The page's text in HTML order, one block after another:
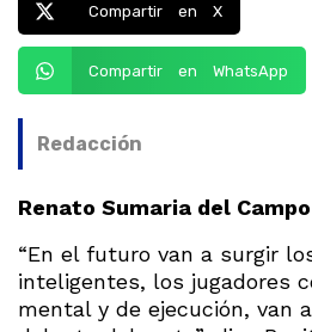
Compartir en X
Compartir en WhatsApp
Redacción
Renato Sumaria del Campo
“En el futuro van a surgir
inteligentes, los jugadores
mental y de ejecución, van